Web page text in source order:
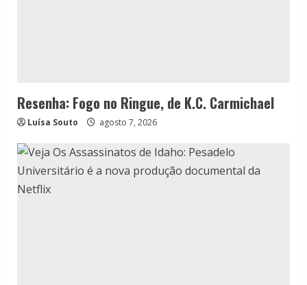
Resenha: Fogo no Ringue, de K.C. Carmichael
Luísa Souto agosto 7, 2026